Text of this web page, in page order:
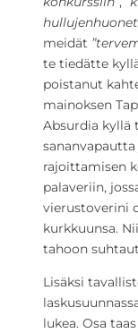
meidät
te tiedätte
poistanut
mainoksen
Absurdia kyllä
rajoittamisen
palaveriin,
vierustoverini
kurkkuunsa.
tahoon
Lisäksi
lukea. Osa